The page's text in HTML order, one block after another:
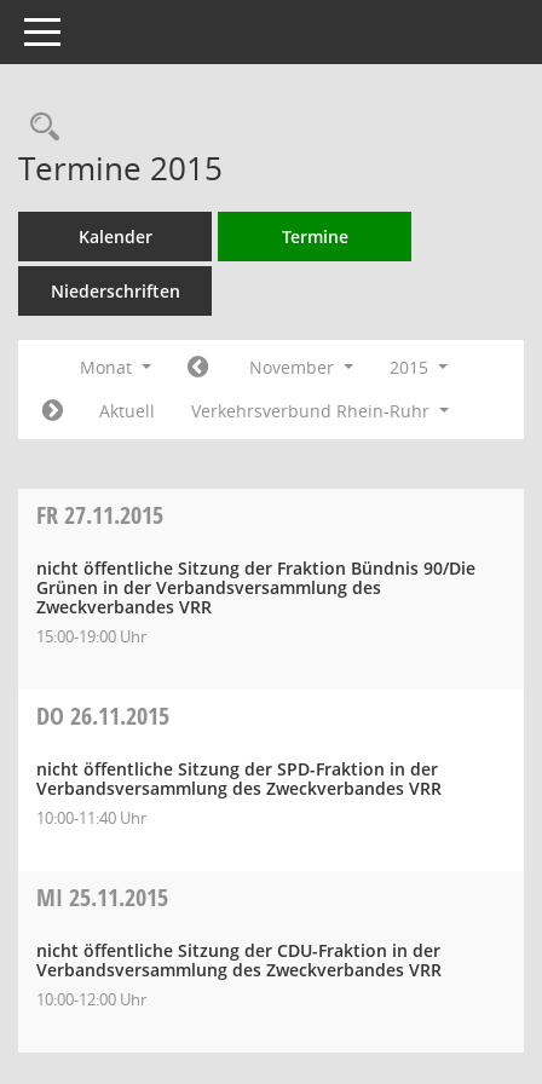
Toggle navigation
Rechercheauswahl
Termine 2015
Kalender Termine
Niederschriften
Monat November
2015
Aktuell
Verkehrsverbund Rhein-Ruhr
FR27.11.2015
nicht öffentliche Sitzung der Fraktion Bündnis 90/Die
Grünen in der Verbandsversammlung des
Zweckverbandes VRR
15:00-19:00 Uhr
DO 26.11.2015
nicht öffentliche Sitzung der SPD-Fraktion in der
Verbandsversammlung des Zweckverbandes VRR
10:00-11:40 Uhr
MI 25.11.2015
nicht öffentliche Sitzung der CDU-Fraktion in der
Verbandsversammlung des Zweckverbandes VRR
10:00-12:00 Uhr